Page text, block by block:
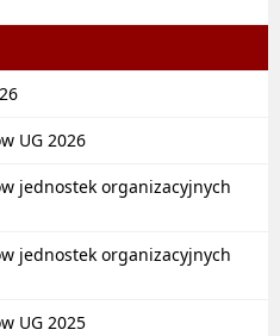
UG 2026
jednostek organizacyjnych
jednostek organizacyjnych
UG 2025